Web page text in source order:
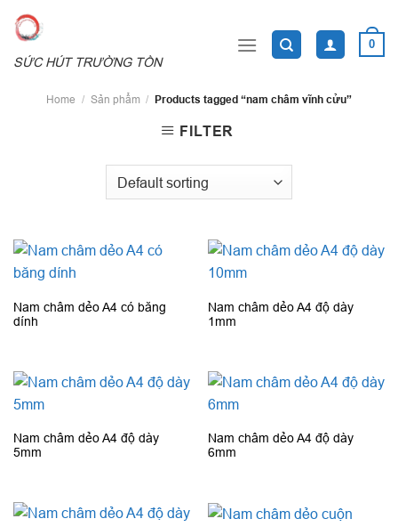
Skip
content
SỨC HÚT TRƯỜNG TỒN
0
Home / Sản phẩm / Products tagged “nam châm vĩnh cửu”
FILTER
Nam châm dẻo A4 có băng
dính
Nam châm dẻo A4 độ dày
1mm
Nam châm dẻo A4 độ dày
5mm
Nam châm dẻo A4 độ dày
6mm